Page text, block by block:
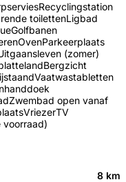
Recyclingstation
toilettenLigbad
Golfbanen
OvenParkeerplaats
(zomer)
Bergzicht
Vaatwastabletten
Zwembad open vanaf
VriezerTV
voorraad)
8 km